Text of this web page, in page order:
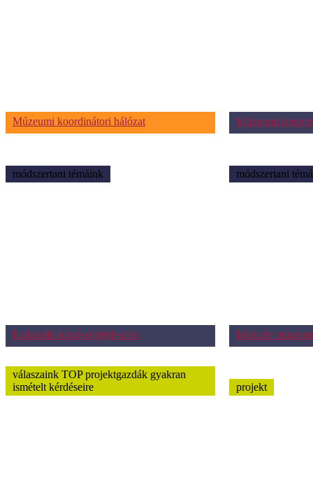
Múzeumi koordinátori hálózat Múzeumi
módszertani témáink
Kulturális közösségfejlesztés
módszertani
Inkluzív múzeum
válaszaink TOP projektgazdák gyakran
ismételt kérdéseire
projekt